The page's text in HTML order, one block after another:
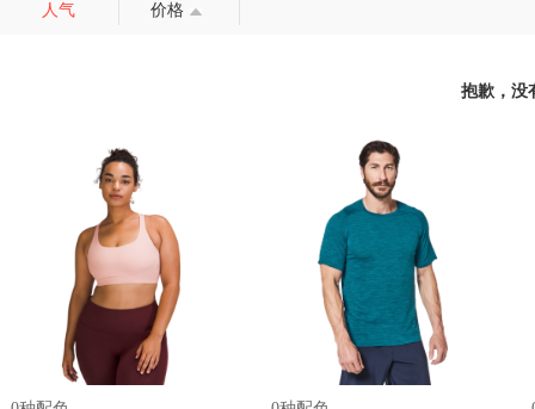
人气 价格
抱歉，没